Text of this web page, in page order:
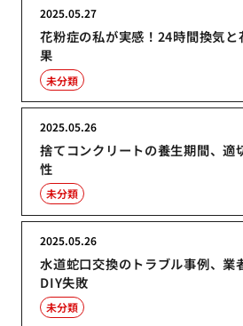
花粉症の私が実感！24時間換気
果
2025.05.27
未分類
捨てコンクリートの養生期間、適
性
2025.05.26
未分類
水道蛇口交換のトラブル事例、業
DIY失敗
2025.05.26
未分類